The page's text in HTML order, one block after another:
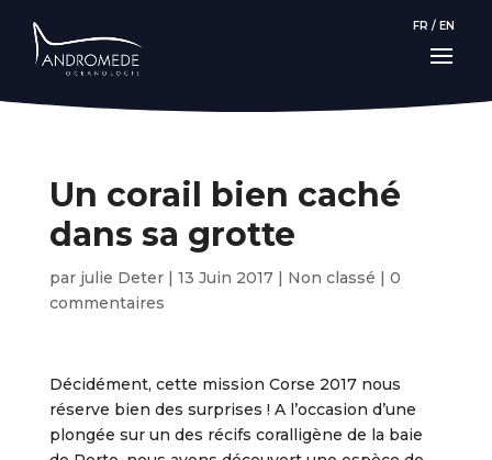
FR / EN
Un corail bien caché
dans sa grotte
par julie Deter| 13 Juin 2017| Non classé | 0
commentaires
Décidément, cette mission Corse 2017 nous
réserve bien des surprises ! A l’occasion d’une
plongée sur un des récifs coralligène de la baie